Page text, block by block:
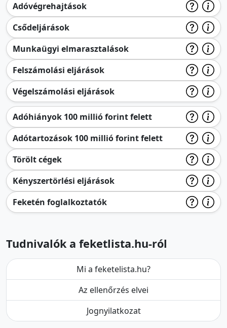
Adóvégrehajtások
Csődeljárások
Munkaügyi elmarasztalások
Felszámolási eljárások
Végelszámolási eljárások
Adóhiányok 100 millió forint felett
Adótartozások 100 millió forint felett
Törölt cégek
Kényszertörlési eljárások
Feketén foglalkoztatók
Tudnivalók a feketlista.hu-ról
Mi a feketelista.hu?
Az ellenőrzés elvei
Jognyilatkozat